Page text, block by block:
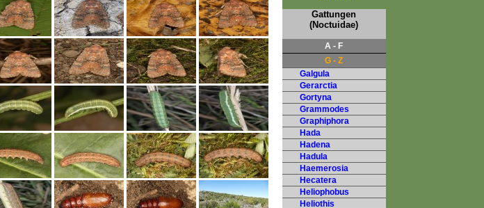
Gattungen
(Noctuidae)
A - F
G - Z
Galgula
Gerarctia
Gortyna
Grammodes
Graphiphora
Hada
Hadena
Hadula
Haemerosia
Hecatera
Heliophobus
Heliothis